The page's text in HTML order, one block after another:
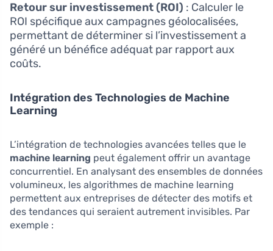
Retour sur investissement (ROI) : Calculer le
ROI spécifique aux campagnes géolocalisées,
permettant de déterminer si l’investissement a
généré un bénéfice adéquat par rapport aux
coûts.
Intégration des Technologies de Machine
Learning
L’intégration de technologies avancées telles que le
machine learning peut également offrir un avantage
concurrentiel. En analysant des ensembles de données
volumineux, les algorithmes de machine learning
permettent aux entreprises de détecter des motifs et
des tendances qui seraient autrement invisibles. Par
exemple :